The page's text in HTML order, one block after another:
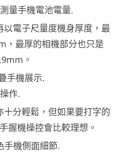
電子尺量度機身厚度，最
，最厚的相機部分也只是
。
分輕鬆，但如果要打字的
握機操控會比較理想。